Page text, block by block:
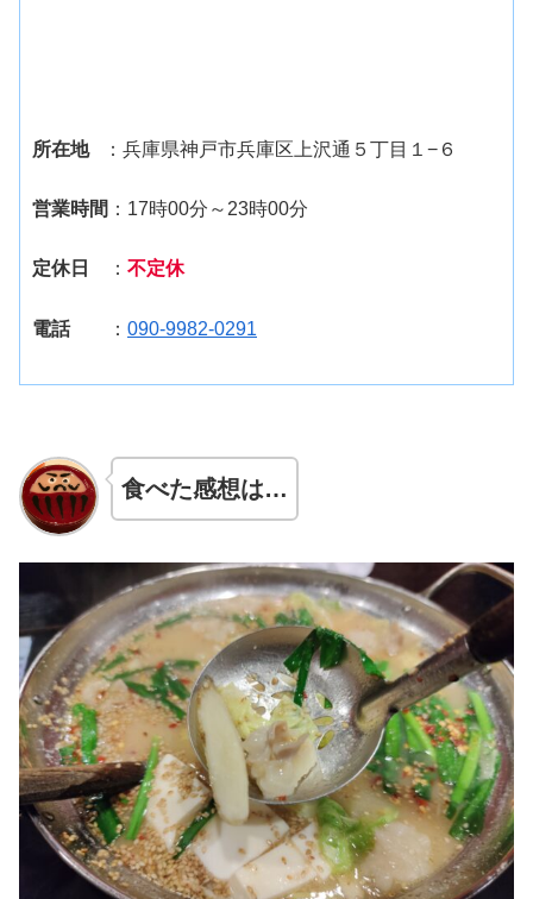
所在地 ：兵庫県神戸市兵庫区上沢通５丁目１−６
営業時間 ：17時00分～23時00分
定休日 ： 不定休
電話 ： 090-9982-0291
食べた感想は…